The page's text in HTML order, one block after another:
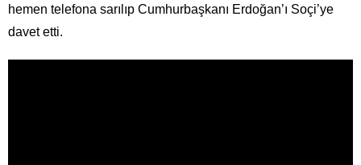
hemen telefona sarılıp Cumhurbaşkanı Erdoğan’ı Soçi’ye
davet etti.